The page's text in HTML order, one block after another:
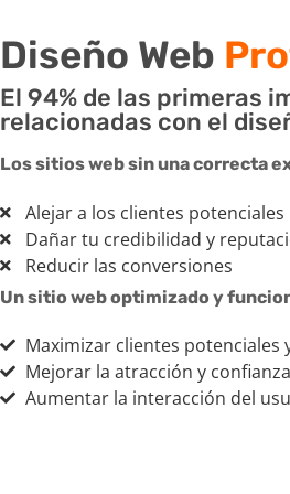
Diseño Web
El 94% de las primeras
relacionadas con el
Los sitios web sin una correcta
Alejar a los clientes potenciales
Dañar tu credibilidad y
Reducir las conversiones
Un sitio web optimizado y
Maximizar clientes potenciales
Mejorar la atracción y confianza
Aumentar la interacción del